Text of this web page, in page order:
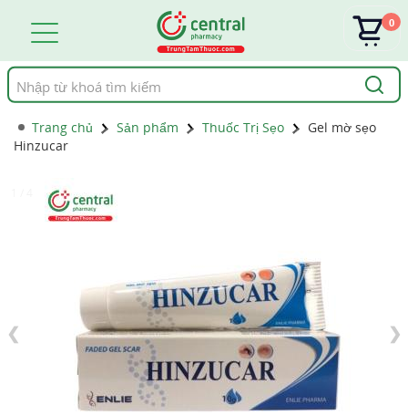
Tìm
kiếm
0
Trang chủ Sản phẩm Thuốc Trị Sẹo
Gel mờ sẹo
Hinzucar
❮ ❯